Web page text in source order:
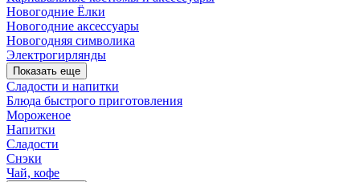
Новогодние Ёлки
Новогодние аксессуары
Новогодняя символика
Электрогирлянды
Показать еще
Сладости и напитки
Блюда быстрого приготовления
Мороженое
Напитки
Сладости
Снэки
Чай, кофе